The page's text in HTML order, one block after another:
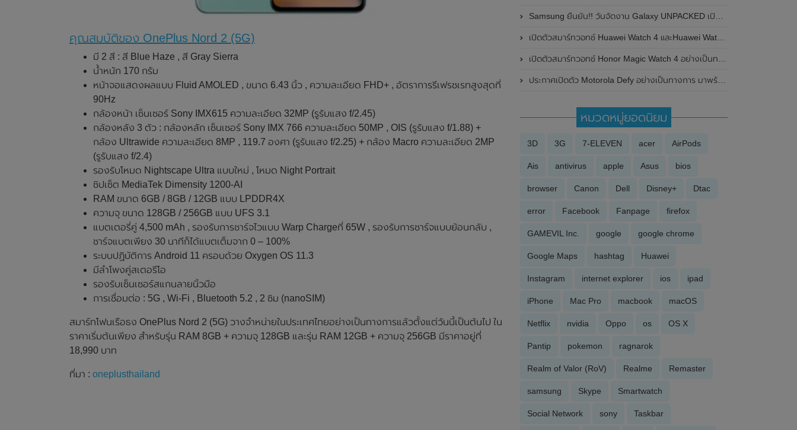
คุณสมบัติของ OnePlus Nord 2 (5G)
มี 2 สี : สี Blue Haze , สี Gray Sierra
น้ำหนัก 170 กรัม
หน้าจอแสดงผลแบบ Fluid AMOLED , ขนาด 6.43 นิ้ว , ความละเอียด FHD+ , อัตราการรีเฟรชเรทสูงสุดที่
90Hz
กล้องหน้า เซ็นเซอร์ Sony IMX615 ความละเอียด 32MP (รูรับแสง f/2.45)
กล้องหลัง 3 ตัว : กล้องหลัก เซ็นเซอร์ Sony IMX 766 ความละเอียด 50MP , OIS (รูรับแสง f/1.88) +
กล้อง Ultrawide ความละเอียด 8MP , 119.7 องศา (รูรับแสง f/2.25) + กล้อง Macro ความละเอียด 2MP
(รูรับแสง f/2.4)
รองรับโหมด Nightscape Ultra แบบใหม่ , โหมด Night Portrait
ชิปเซ็ต MediaTek Dimensity 1200-AI
RAM ขนาด 6GB / 8GB / 12GB แบบ LPDDR4X
ความจุ ขนาด 128GB / 256GB แบบ UFS 3.1
แบตเตอรี่คู่ 4,500 mAh , รองรับการชาร์จไวแบบ Warp Chargeที่ 65W , รองรับการชาร์จแบบย้อนกลับ ,
ชาร์จแบตเพียง 30 นาทีก็ได้แบตเต็มจาก 0 – 100%
ระบบปฏิบัติการ Android 11 ครอบด้วย Oxygen OS 11.3
มีลำโพงคู่สเตอรีโอ
รองรับเซ็นเซอร์สแกนลายนิ้วมือ
การเชื่อมต่อ : 5G , Wi-Fi , Bluetooth 5.2 , 2 ซิม (nanoSIM)
สมาร์ทโฟนเรือธง OnePlus Nord 2 (5G) วางจำหน่ายในประเทศไทยอย่างเป็นทางการแล้วตั้งแต่วันนี้เป็นต้นไป ใน
ราคาเริ่มต้นเพียง สำหรับรุ่น RAM 8GB + ความจุ 128GB และรุ่น RAM 12GB + ความจุ 256GB มีราคาอยู่ที่
18,990 บาท
ที่มา : oneplusthailand
Samsung ยืนยัน!! วันจัดงาน Galaxy UNPACKED เปิดตัว Samsung Galaxy Z Fold3 , Samsung Galaxy Z Flip3 , Samsung Galaxy Buds2 และ Samsung Galaxy Watch4 ในวันที่ 11 สิงหาคม 2021 นี้
เปิดตัวสมาร์ทวอทช์ Huawei Watch 4 และHuawei Watch 4 Pro เวอร์ชั่นวางขายทั่วโลกอย่างเป็นทางการแล้ว มาพร้อมฟีเจอร์วัดระดับน้ำตาลในเลือดสูงเรือนแรกของโลก
เปิดตัวสมาร์ทวอทช์ Honor Magic Watch 4 อย่างเป็นทางการแล้วที่ประเทศจีน มาพร้อมรองรับ eSIM
ประกาศเปิดตัว Motorola Defy อย่างเป็นทางการ มาพร้อมกระจก Gorilla Glass Victus และกันน้ำระดับ IP68
หมวดหมู่ยอดนิยม
3D 3G 7-ELEVEN acer AirPods
Ais antivirus apple Asus bios
browser Canon Dell Disney+ Dtac
error Facebook Fanpage firefox
GAMEVIL Inc. google google chrome
Google Maps hashtag Huawei
Instagram internet explorer ios ipad
iPhone Mac Pro macbook macOS
Netflix nvidia Oppo os OS X
Pantip pokemon ragnarok
Realm of Valor (RoV) Realme Remaster
samsung Skype Smartwatch
Social Network sony Taskbar